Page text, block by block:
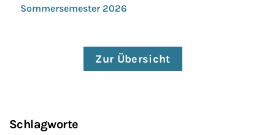
Sommersemester 2026
Zur Übersicht
Schlagworte